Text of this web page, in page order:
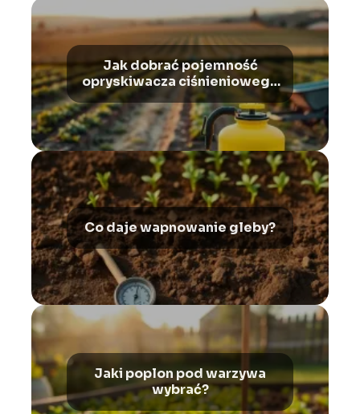
Jak dobrać pojemność
opryskiwacza ciśnieniowego
do wielkości upraw?
Co daje wapnowanie gleby?
Jaki poplon pod warzywa
wybrać?